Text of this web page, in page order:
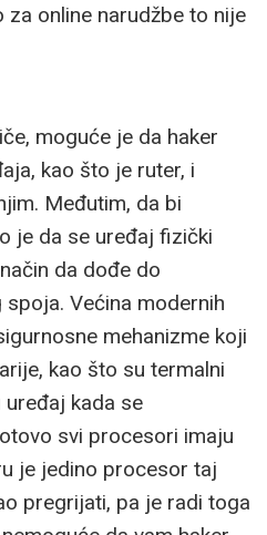
za online narudžbe to nije
moguće je da haker
kao što je ruter, i
Međutim, da bi
je da se uređaj fizički
da dođe do
Većina modernih
mehanizme koji
kao što su termalni
kada se
svi procesori imaju
je jedino procesor taj
pregrijati, pa je radi toga